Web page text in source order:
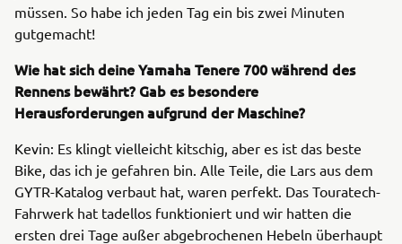
müssen. So habe ich jeden Tag ein bis zwei Minuten
gutgemacht!
Wie hat sich deine Yamaha Tenere 700 während des
Rennens bewährt? Gab es besondere
Herausforderungen aufgrund der Maschine?
Kevin: Es klingt vielleicht kitschig, aber es ist das beste
Bike, das ich je gefahren bin. Alle Teile, die Lars aus dem
GYTR-Katalog verbaut hat, waren perfekt. Das Touratech-
Fahrwerk hat tadellos funktioniert und wir hatten die
ersten drei Tage außer abgebrochenen Hebeln überhaupt